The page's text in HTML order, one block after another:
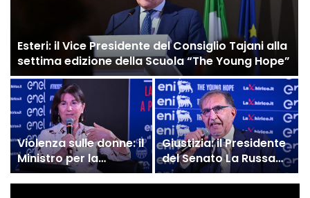
Esteri: il Vice Presidente del Consiglio Tajani alla
settima edizione della Scuola “The Young Hope”
Violenza sulle donne: il
Ministro per la
Famiglia Eugenia
Roccella alla Scuola
Giustizia: il Presidente
del Senato La Russa
alla settima edizione
della Scuola “The